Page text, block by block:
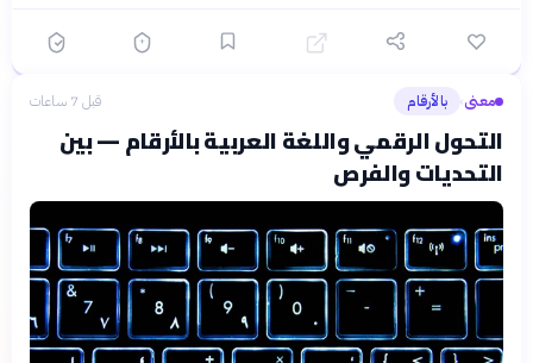
معنى› بالأرقام قبل 7 ساعات
التحول الرقمي واللغة العربية بالأرقام — بين
التحديات والفرص